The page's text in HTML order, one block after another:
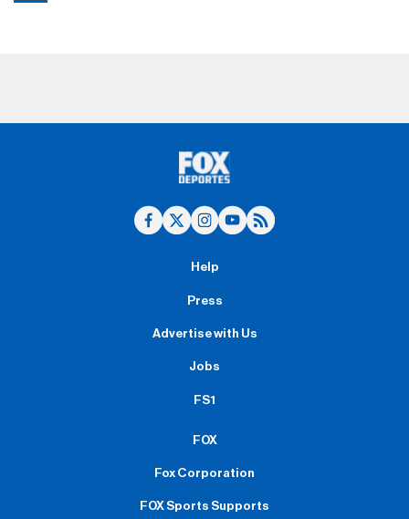
Help
Press
Advertise with Us
Jobs
FS1
FOX
Fox Corporation
FOX Sports Supports